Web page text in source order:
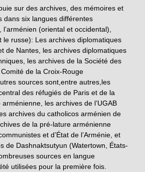
sur des archives, des mémoires et
dans six langues différentes
l’arménien (oriental et occidental),
le russe): Les archives diplomatiques
de Nantes, les archives diplomatiques
les archives de la Société des
de la Croix-Rouge
sources sont,entre autres,les
des réfugiés de Paris et de la
les archives de l’UGAB
archives du catholicos arménien de
de la pré-lature arménienne
et d’État de l’Arménie, et
de Dashnaktsutyun (Watertown, États-
sources en langue
utilisées pour la première fois.